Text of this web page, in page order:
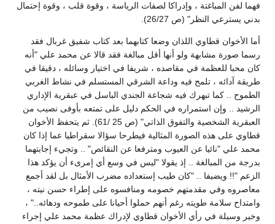
فهما لفن المباغتة ، وإدراكا لصفات الرياسة ، وقوة قلب ، وقوة إحتمال
بدني يسترعي النظر" (ص 26/27).
أما الأخوان قطاوي اللذان وضعا كتابهما بعد كتاب شفيق غربال فقد
رسما صورة مشابهة ولو أنها أقل مبالغة فقد قالا عن محمد علي "أنه
كان محبا للعظمة في مقاصده ، شريفا في اختيار وسائله ، دقيقا في
طريقة آدائه ، تلمح فيه وداعة الشرقي المستسلم في نشاط الغربي
الطموح .. كما تبهرك فيه شجاعة الجندي الباسل في عبقرية الإداري
الرشيد .. وإن استمراره في الحكم دليل على تمتعه بأوفى نصيب من
العبقرية الشخصية والتفوق الذاتي" (ص 25 /61). ثم يتحفظ الأخوان
قطاوي على هذه الصورة المثالية فيطرحا سؤالا سقراطيا عما إذا كان
محمد علي "نائيا عن العيوب ومترفعا عن النقائص" .. وتجيء إجابتهما
بدرجة من المبالغة .. إذ يقولا "ليس في وسع أي إمرىء أن يؤكد هذا
الزعم "!! ويضيفا .. "كان طيب إستعداده مضرب الأمثال بل لقد أجمع
معاصروه وفي مقدمتهم خصومه ومنافسوه على إطراء حسن نيته ،
وامتداح سلامة طويته رغم أنهم حملوا أحيانا على طموحه ودهائه.." ،
وخير وسيلة في رأي الأخوان قطاوي لإدراك عظمة محمد علي إجراء